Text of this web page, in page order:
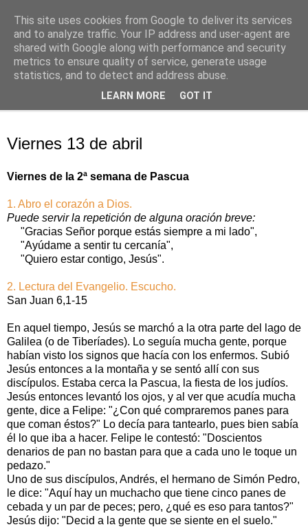
Oración personal
con el Evangelio de cada día
Viernes 13 de abril
Viernes de la 2ª semana de Pascua
1. Abro el corazón a Dios.
Puede servir la repetición de alguna oración breve:
"Gracias Señor porque estás siempre a mi lado",
"Ayúdame a sentir tu cercanía",
"Quiero estar contigo, Jesús".
2. Lectura del Evangelio. Escucho.
San Juan 6,1-15
En aquel tiempo, Jesús se marchó a la otra parte del lago de
Galilea (o de Tiberíades). Lo seguía mucha gente, porque
habían visto los signos que hacía con los enfermos. Subió
Jesús entonces a la montaña y se sentó allí con sus
discípulos. Estaba cerca la Pascua, la fiesta de los judíos.
Jesús entonces levantó los ojos, y al ver que acudía mucha
gente, dice a Felipe: "¿Con qué compraremos panes para
que coman éstos?" Lo decía para tantearlo, pues bien sabía
él lo que iba a hacer. Felipe le contestó: "Doscientos
denarios de pan no bastan para que a cada uno le toque un
pedazo."
Uno de sus discípulos, Andrés, el hermano de Simón Pedro,
le dice: "Aquí hay un muchacho que tiene cinco panes de
cebada y un par de peces; pero, ¿qué es eso para tantos?"
Jesús dijo: "Decid a la gente que se siente en el suelo."
This site uses cookies from Google to deliver its services
and to analyze traffic. Your IP address and user-agent are
shared with Google along with performance and security
metrics to ensure quality of service, generate usage
statistics, and to detect and address abuse.
LEARN MORE GOT IT